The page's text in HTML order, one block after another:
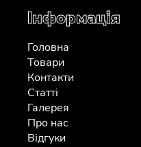
Інформація
Головна
Товари
Контакти
Статті
Галерея
Про нас
Відгуки